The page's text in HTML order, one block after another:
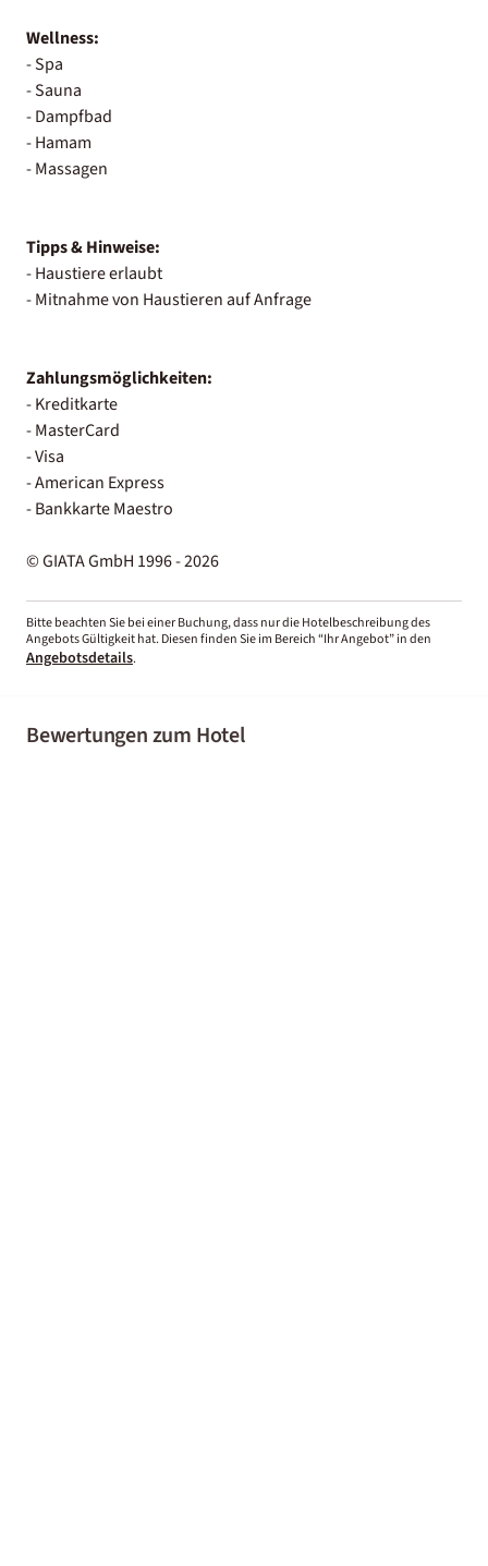
Wellness:
- Spa
- Sauna
- Dampfbad
- Hamam
- Massagen
Tipps & Hinweise:
- Haustiere erlaubt
- Mitnahme von Haustieren auf Anfrage
Zahlungsmöglichkeiten:
- Kreditkarte
- MasterCard
- Visa
- American Express
- Bankkarte Maestro
© GIATA GmbH 1996 - 2026
Bitte beachten Sie bei einer Buchung, dass nur die Hotelbeschreibung des
Angebots Gültigkeit hat. Diesen finden Sie im Bereich “Ihr Angebot” in den
Angebotsdetails.
Bewertungen zum Hotel